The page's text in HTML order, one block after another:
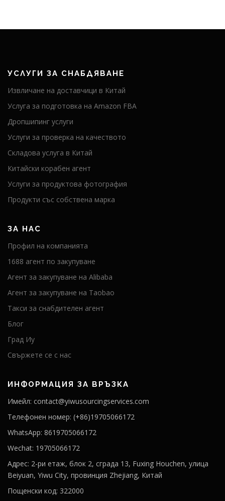
УСЛУГИ ЗА СНАБДЯВАНЕ
Извличане на доставчици в Китай
Услуга за подготовка на Amazon FBA
Дропшипинг услуги
Услуги за проверка на качеството
Складова услуга в Китай
Китайски корабен агент
Услуги за продуктова фотография
Продукти със собствена марка
ЗА НАС
Профил на компанията
1688 агент по закупуване
Агент за закупуване на Alibaba
Агент за закупуване на Taobao
Такси за снабдителен агент
Блог
Град Иу
Свържете се с нас
ИНФОРМАЦИЯ ЗА ВРЪЗКА
Имейл: contact@yiwusourcingservices.com
Телефонен номер: (+86)19705066172
WhatsApp: 8619705066172
Wechat: 19705066172
Адрес: 2-ри етаж, блок 2, сграда 13, Fuxing Houchen, улица
Beiyuan, Yiwu City, провинция Zhejiang, Китай
Пощенски код: 322000